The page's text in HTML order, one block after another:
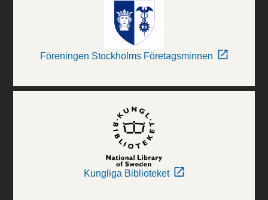
Föreningen Stockholms Företagsminnen
Kungliga Biblioteket